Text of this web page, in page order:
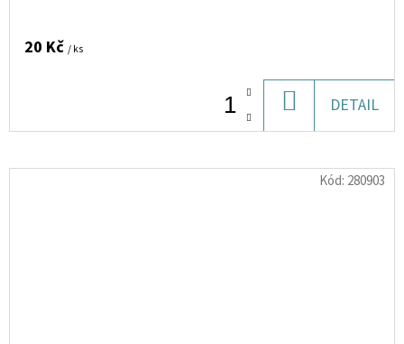
20 Kč / ks
KOŠÍKU
DETAIL
Kód: 280903